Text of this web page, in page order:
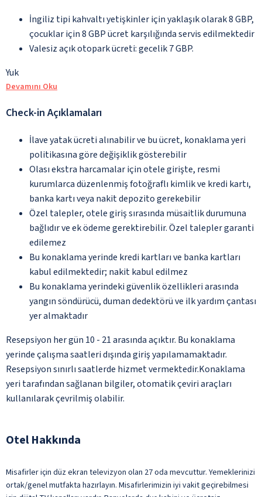
İngiliz tipi kahvaltı yetişkinler için yaklaşık olarak 8 GBP,
çocuklar için 8 GBP ücret karşılığında servis edilmektedir
Valesiz açık otopark ücreti: gecelik 7 GBP.
Yuk
Devamını Oku
Check-in Açıklamaları
İlave yatak ücreti alınabilir ve bu ücret, konaklama yeri
politikasına göre değişiklik gösterebilir
Olası ekstra harcamalar için otele girişte, resmi
kurumlarca düzenlenmiş fotoğraflı kimlik ve kredi kartı,
banka kartı veya nakit depozito gerekebilir
Özel talepler, otele giriş sırasında müsaitlik durumuna
bağlıdır ve ek ödeme gerektirebilir. Özel talepler garanti
edilemez
Bu konaklama yerinde kredi kartları ve banka kartları
kabul edilmektedir; nakit kabul edilmez
Bu konaklama yerindeki güvenlik özellikleri arasında
yangın söndürücü, duman dedektörü ve ilk yardım çantası
yer almaktadır
Resepsiyon her gün 10 - 21 arasında açıktır. Bu konaklama
yerinde çalışma saatleri dışında giriş yapılamamaktadır.
Resepsiyon sınırlı saatlerde hizmet vermektedir.Konaklama
yeri tarafından sağlanan bilgiler, otomatik çeviri araçları
kullanılarak çevrilmiş olabilir.
Otel Hakkında
Misafirler için düz ekran televizyon olan 27 oda mevcuttur. Yemeklerinizi
ortak/genel mutfakta hazırlayın. Misafirlerimizin iyi vakit geçirebilmesi